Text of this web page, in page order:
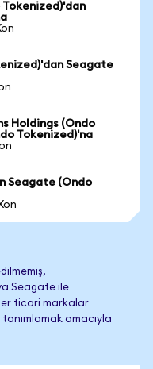
Tokenized)'dan
Seagate
Holdings (Ondo
Tokenized)'na
Seagate (Ondo
Seagate ile
ticari markalar
amacıyla